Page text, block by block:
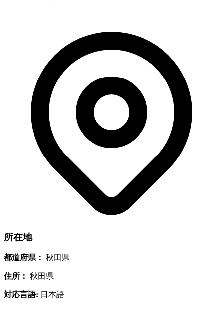
所在地
都道府県： 秋田県
住所： 秋田県
対応言語: 日本語